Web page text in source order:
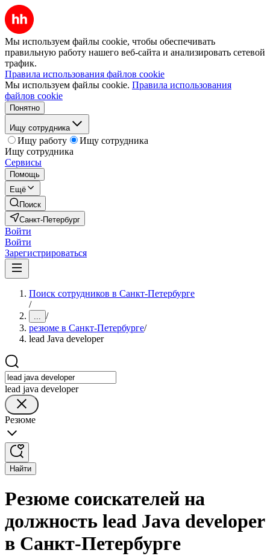
Мы используем файлы cookie, чтобы обеспечивать
правильную работу нашего веб-сайта и анализировать сетевой
трафик.
Правила использования файлов cookie
Мы используем файлы cookie. Правила использования
файлов cookie
Понятно
Ищу сотрудника
Ищу работу
Ищу сотрудника
Ищу сотрудника
Сервисы
Помощь
Ещё
Поиск
Санкт-Петербург
Войти
Войти
Зарегистрироваться
Поиск сотрудников в Санкт-Петербурге
/
... /
резюме в Санкт-Петербурге/
lead Java developer
lead java developer
Резюме
Найти
Резюме соискателей на
должность lead Java developer
в Санкт-Петербурге